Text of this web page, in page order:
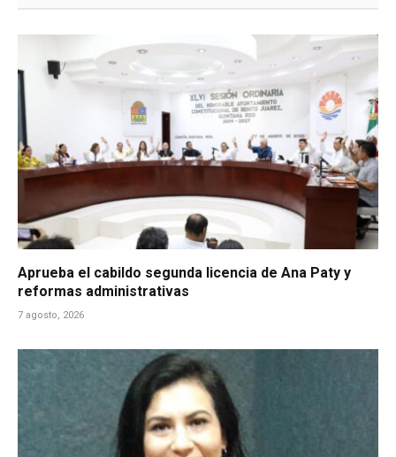
Aprueba el cabildo segunda licencia de Ana Paty y
reformas administrativas
7 agosto, 2026